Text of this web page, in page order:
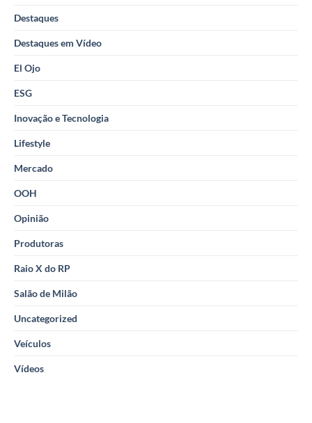
Destaques
Destaques em Vídeo
El Ojo
ESG
Inovação e Tecnologia
Lifestyle
Mercado
OOH
Opinião
Produtoras
Raio X do RP
Salão de Milão
Uncategorized
Veículos
Vídeos